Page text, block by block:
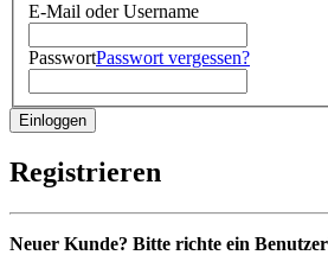
E-Mail oder Username
PasswortPasswort vergessen?
Registrieren
Neuer Kunde? Bitte richte ein